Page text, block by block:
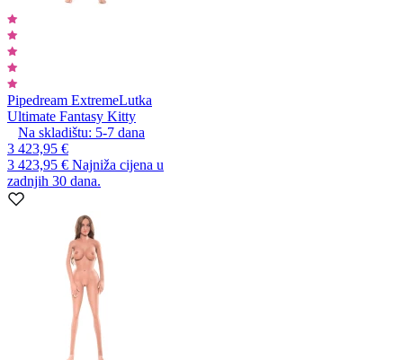
Pipedream ExtremeLutka
Ultimate Fantasy Kitty
Na skladištu: 5-7 dana
3 423,95 €
3 423,95 € Najniža cijena u
zadnjih 30 dana.